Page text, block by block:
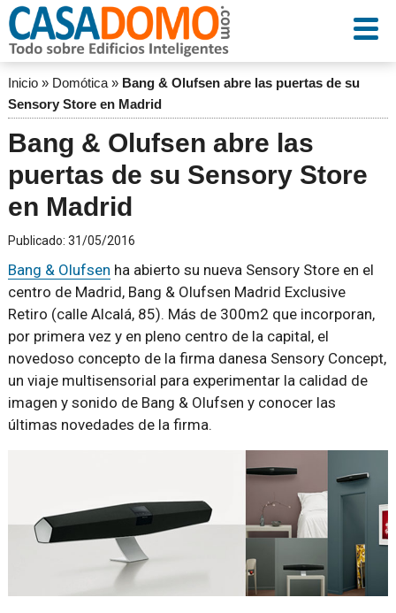
Inicio» Domótica» Bang & Olufsen abre las puertas de su
Sensory Store en Madrid
Bang & Olufsen abre las
puertas de su Sensory Store
en Madrid
Publicado: 31/05/2016
Bang & Olufsen ha abierto su nueva Sensory Store en el
centro de Madrid, Bang & Olufsen Madrid Exclusive
Retiro (calle Alcalá, 85). Más de 300m2 que incorporan,
por primera vez y en pleno centro de la capital, el
novedoso concepto de la firma danesa Sensory Concept,
un viaje multisensorial para experimentar la calidad de
imagen y sonido de Bang & Olufsen y conocer las
últimas novedades de la firma.